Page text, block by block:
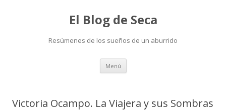
El Blog de Seca
Resúmenes de los sueños de un aburrido
Menú Ir
contenido
Victoria Ocampo. La Viajera y sus Sombras